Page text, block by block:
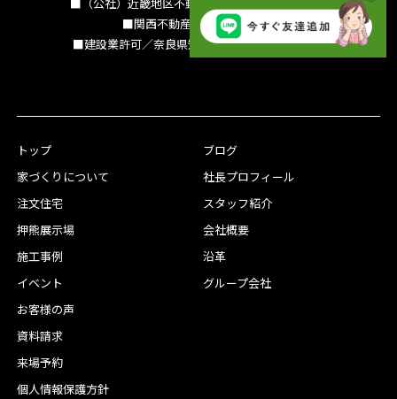
■（公社）近畿地区不動産公正取引協議会加盟
■関西不動産情報センター
■建設業許可／奈良県知事（特-3）第13786号
トップ
家づくりについて
注文住宅
押熊展示場
施工事例
イベント
お客様の声
ブログ
社長プロフィール
スタッフ紹介
会社概要
沿革
グループ会社
資料請求
来場予約
個人情報保護方針